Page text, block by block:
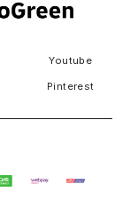
Youtube
Pinterest